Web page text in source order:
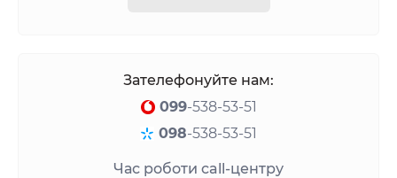
Зателефонуйте нам:
099-538-53-51
098-538-53-51
Час роботи call-центру